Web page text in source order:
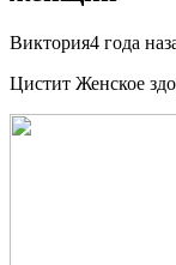
Виктория4 года
Цистит Женское